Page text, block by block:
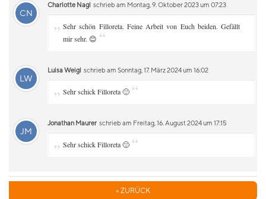
CN
Charlotte Nagl schrieb am Montag, 9. Oktober 2023 um 07:23
„ Sehr schön Filloreta. Feine Arbeit von Euch beiden. Gefällt
mir sehr. 😊 “
LW
Luisa Weigl schrieb am Sonntag, 17. März 2024 um 16:02
„ Sehr schick Filloreta 🙂 “
JM
Jonathan Maurer schrieb am Freitag, 16. August 2024 um 17:15
„ Sehr schick Filloreta 🙂 “
« ZURÜCK